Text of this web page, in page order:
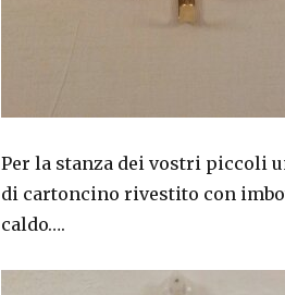
Per la stanza dei vostri piccoli
di cartoncino rivestito con
caldo….